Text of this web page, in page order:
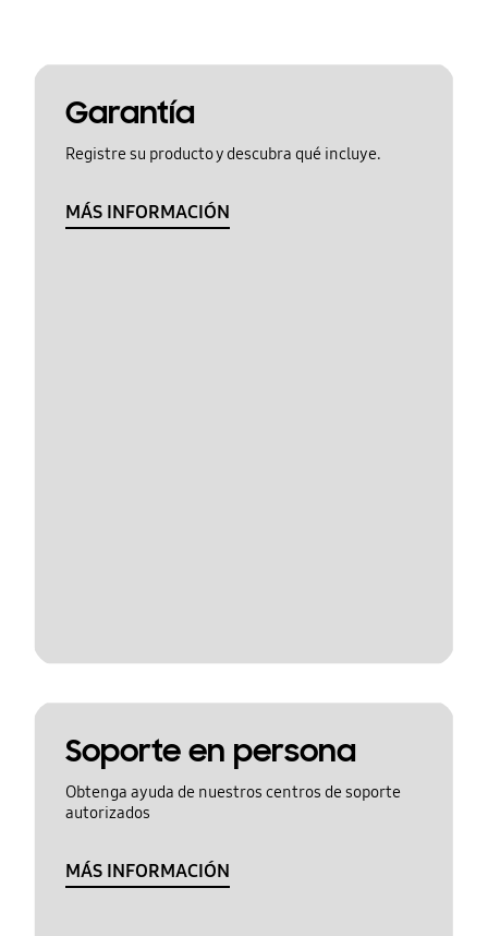
Garantía
Registre su producto y descubra qué incluye.
MÁS INFORMACIÓN
Soporte en persona
Obtenga ayuda de nuestros centros de soporte
autorizados
MÁS INFORMACIÓN